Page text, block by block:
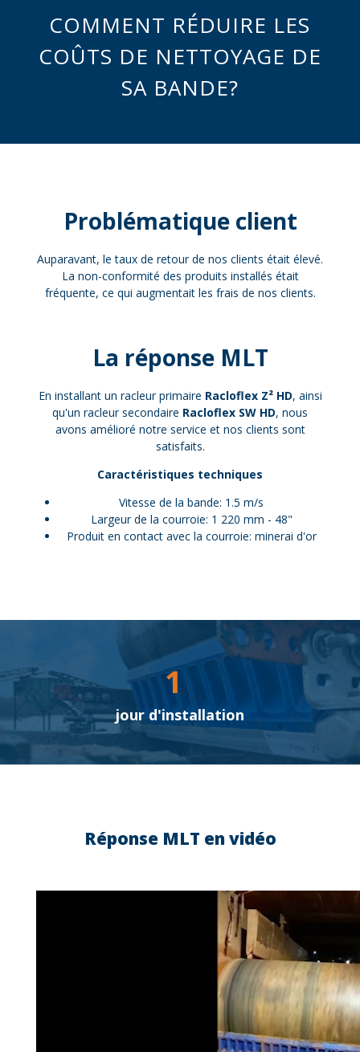
COMMENT RÉDUIRE LES
COÛTS DE NETTOYAGE DE
SA BANDE?
Problématique client
Auparavant, le taux de retour de nos clients était élevé.
La non-conformité des produits installés était
fréquente, ce qui augmentait les frais de nos clients.
La réponse MLT
En installant un racleur primaire Racloflex Z² HD, ainsi
qu'un racleur secondaire Racloflex SW HD, nous
avons amélioré notre service et nos clients sont
satisfaits.
Caractéristiques techniques
Vitesse de la bande: 1.5 m/s
Largeur de la courroie: 1 220 mm - 48"
Produit en contact avec la courroie: minerai d'or
1
jour d'installation
Réponse MLT en vidéo